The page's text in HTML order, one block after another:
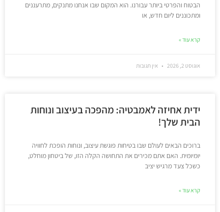
הבטוח והפרטי ביותר עבורנו. הוא המקום שבו אנחנו מתנקים, מתרעננים
ומתכוננים ליום חדש, או
קרא עוד »
אוגוסט 2, 2026 אין תגובות
ידית אחיזה לאמבטיה: מהפכה בעיצוב ונוחות
הבית שלך!
ברוכים הבאים לעולם שבו בטיחות פוגשת עיצוב, ונוחות הופכת לחוויה
יומיומית. האם אתם מכירים את התחושה הקלה הזו, של ביטחון מוחלט,
כשכל צעד מרגיש יציב
קרא עוד »